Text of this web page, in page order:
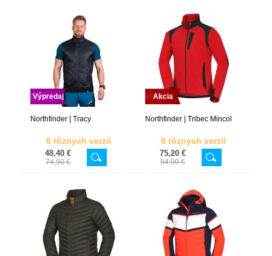
Výpredaj
Northfinder | Tracy
6 rôznych verzií
48,40 €
74,90 €
Akcia
Northfinder | Tribec Mincol
6 rôznych verzií
75,20 €
94,90 €